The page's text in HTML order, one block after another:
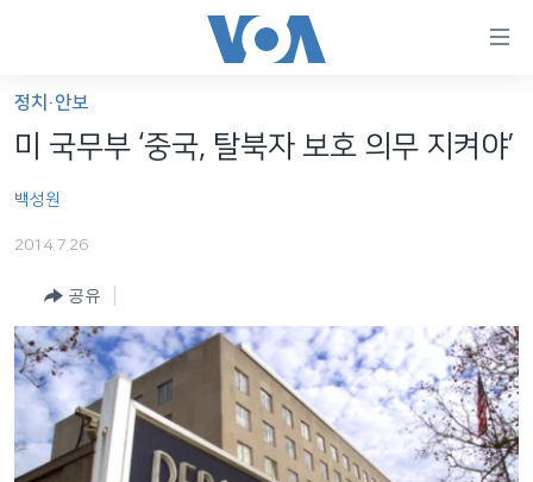
가
능
메
텐
츠
VOD
라디오
프로그램
주파수 안내
언어 선택
정치·안보
미 국무부 ‘중국, 탈북자 보호 의무 지켜야’
백성원
2014.7.26
공유